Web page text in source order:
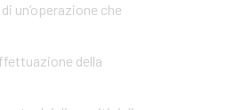
un’operazione che
della